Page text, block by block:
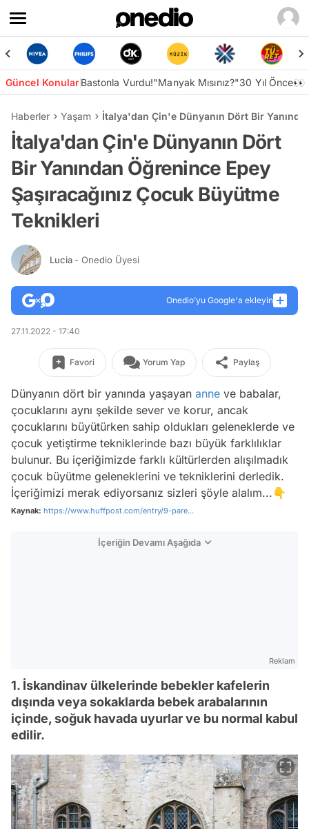
Güncel KonularBastonla Vurdu!"Manyak Mısınız?"30 Yıl Önce👀
Haberler Yaşam İtalya'dan Çin'e Dünyanın Dört Bir
İtalya'dan Çin'e Dünyanın Dört
Bir Yanından Öğrenince Epey
Şaşıracağınız Çocuk Büyütme
Teknikleri
Lucia - Onedio Üyesi
Onedio’yu Google'a ekleyin
27.11.2022 - 17:40
Favori Yorum Yap Paylaş
Dünyanın dört bir yanında yaşayan anne ve babalar,
çocuklarını aynı şekilde sever ve korur, ancak
çocuklarını büyütürken sahip oldukları geleneklerde ve
çocuk yetiştirme tekniklerinde bazı büyük farklılıklar
bulunur. Bu içeriğimizde farklı kültürlerden alışılmadık
çocuk büyütme geleneklerini ve tekniklerini derledik.
İçeriğimizi merak ediyorsanız sizleri şöyle alalım...👇
Kaynak: https://www.huffpost.com/entry/9-pare...
İçeriğin Devamı Aşağıda
Reklam
1. İskandinav ülkelerinde bebekler kafelerin
dışında veya sokaklarda bebek arabalarının
içinde, soğuk havada uyurlar ve bu normal kabul
edilir.